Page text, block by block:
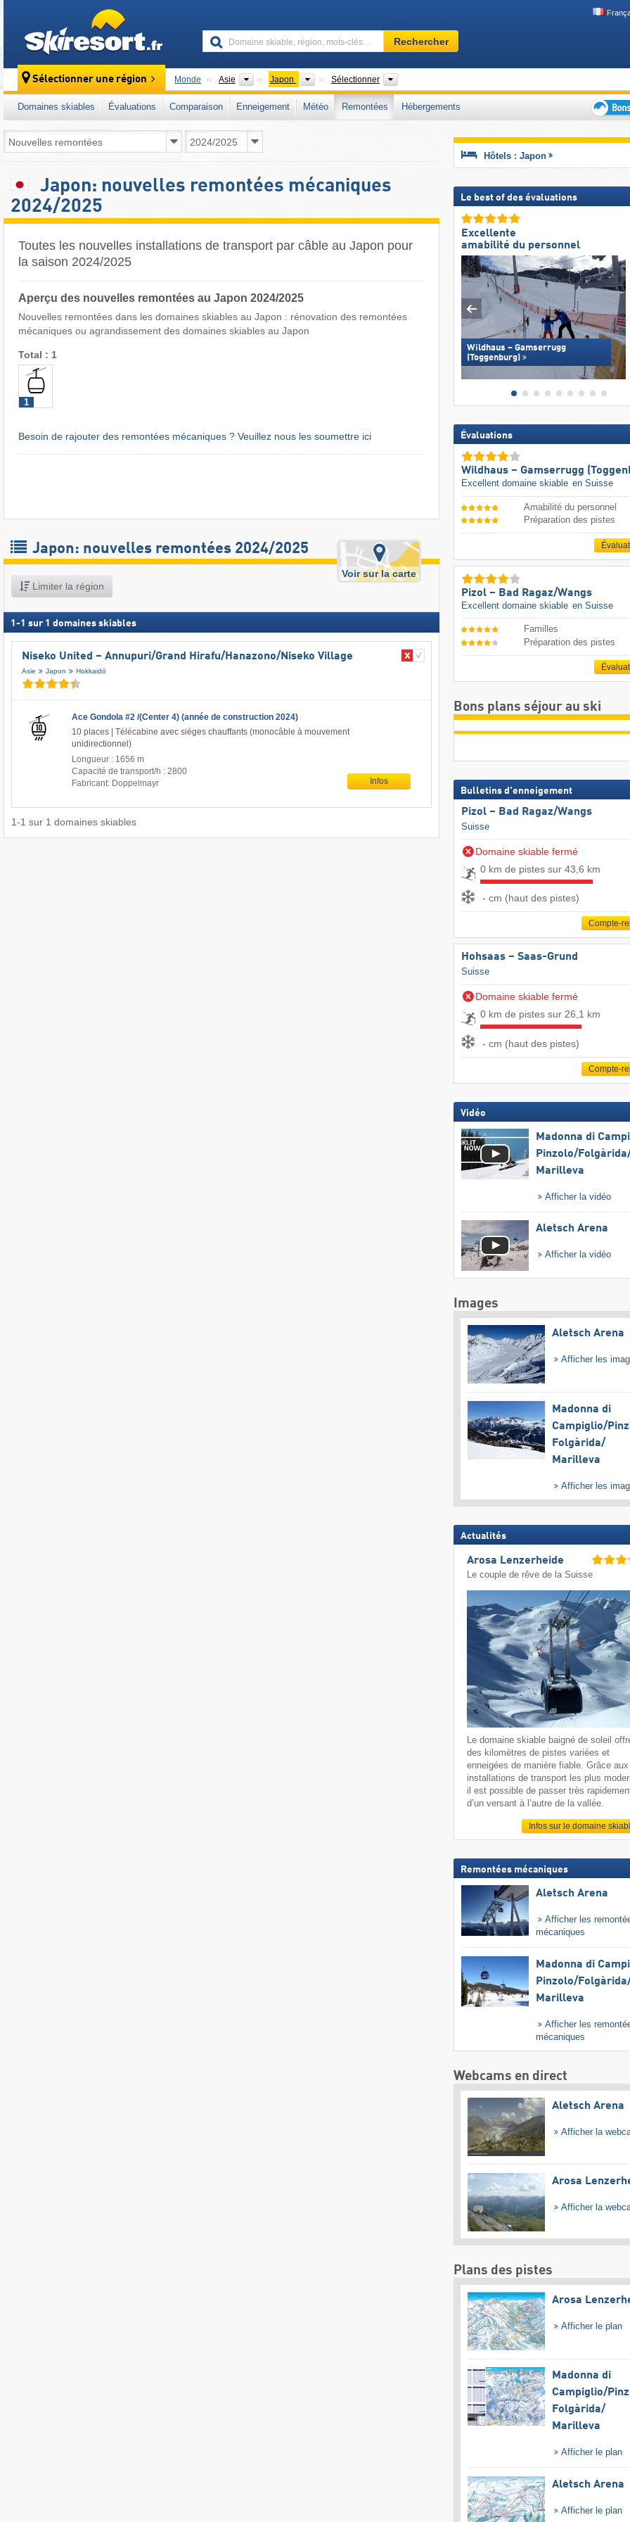
Domaine
skiable,
mots-
clés…
Rechercher
Sélectionner une région Monde Asie Continents
Japon PaysSélectionner
Domaines skiables Évaluations Comparaison Enneigement Météo Remontées
Hébergements
plans
Japon: nouvelles remontées mécaniques
2024/2025
Toutes les nouvelles installations de transport par câble au Japon pour
la saison 2024/2025
Aperçu des nouvelles remontées au Japon 2024/2025
Nouvelles remontées dans les domaines skiables au Japon : rénovation des remontées
mécaniques ou agrandissement des domaines skiables au Japon
Total : 1
1
Besoin de rajouter des remontées mécaniques ? Veuillez nous les soumettre ici
Japon: nouvelles remontées 2024/2025
Limiter la région
Voir sur la carte
1 -1 sur 1 domaines skiables
Niseko United – Annupuri/​Grand Hirafu/​Hanazono/​Niseko Village
Asie Japon Hokkaidō
Ace Gondola #2 /(Center 4) (année de construction 2024)
10 places | Télécabine avec sièges chauffants (monocâble à mouvement
unidirectionnel)
Longueur : 1656 m
Capacité de transport/h : 2800
Fabricant: Doppelmayr
Infos
1-1 sur 1 domaines skiables
Hôtels : Japon
Le best of des évaluations
Excellente
amabilité du personnel
Wildhaus – Gamserrugg
(Toggenburg)
Évaluations
Wildhaus – Gamserrugg
Excellent domaine skiable en Suisse
Amabilité du personnel
Préparation des pistes
Pizol – Bad Ragaz/​Wangs
Excellent domaine skiable en Suisse
Familles
Préparation des pistes
Bons plans séjour au ski
Bulletins d'enneigement
Pizol – Bad Ragaz/​Wangs
Suisse
Domaine skiable fermé
0 km de pistes sur 43,6 km
- cm (haut des pistes)
Compte-
Hohsaas – Saas-Grund
Suisse
Domaine skiable fermé
0 km de pistes sur 26,1 km
- cm (haut des pistes)
Compte-
Vidéo
Madonna di
Pinzolo/​
Marilleva
Afficher la vidéo
Aletsch Arena
Afficher la vidéo
Images
Aletsch Arena
Afficher les
Madonna di
Campiglio/​
Folgàrida/​
Marilleva
Afficher les
Actualités
Arosa Lenzerheide
Le couple de rêve de la Suisse
Le domaine skiable baigné de soleil
des kilomètres de pistes variées et
enneigées de manière fiable. Grâce aux
installations de transport les plus
il est possible de passer très
d’un versant à l’autre de la vallée.
Infos sur le domaine
Remontées mécaniques
Aletsch Arena
Afficher les
mécaniques
Madonna di
Pinzolo/​
Marilleva
Afficher les
mécaniques
Webcams en direct
Aletsch Arena
Afficher la
Arosa
Afficher la
Plans des pistes
Arosa
Afficher le plan
Madonna di
Campiglio/​
Folgàrida/​
Marilleva
Afficher le plan
Aletsch Arena
Afficher le plan